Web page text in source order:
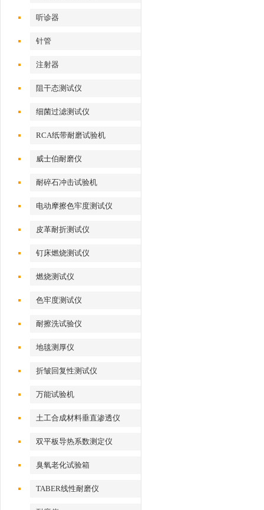
听诊器
针管
注射器
阻干态测试仪
细菌过滤测试仪
RCA纸带耐磨试验机
威士伯耐磨仪
耐碎石冲击试验机
电动摩擦色牢度测试仪
皮革耐折测试仪
钉床燃烧测试仪
燃烧测试仪
色牢度测试仪
耐擦洗试验仪
地毯测厚仪
折皱回复性测试仪
万能试验机
土工合成材料垂直渗透仪
双平板导热系数测定仪
臭氧老化试验箱
TABER线性耐磨仪